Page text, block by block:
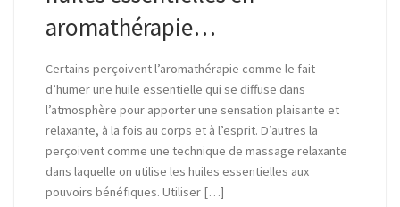
aromathérapie…
Certains perçoivent l’aromathérapie comme le fait
d’humer une huile essentielle qui se diffuse dans
l’atmosphère pour apporter une sensation plaisante et
relaxante, à la fois au corps et à l’esprit. D’autres la
perçoivent comme une technique de massage relaxante
dans laquelle on utilise les huiles essentielles aux
pouvoirs bénéfiques. Utiliser […]